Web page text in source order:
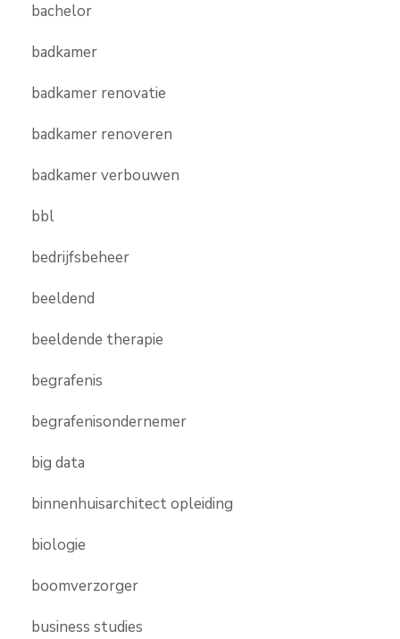
bachelor
badkamer
badkamer renovatie
badkamer renoveren
badkamer verbouwen
bbl
bedrijfsbeheer
beeldend
beeldende therapie
begrafenis
begrafenisondernemer
big data
binnenhuisarchitect opleiding
biologie
boomverzorger
business studies